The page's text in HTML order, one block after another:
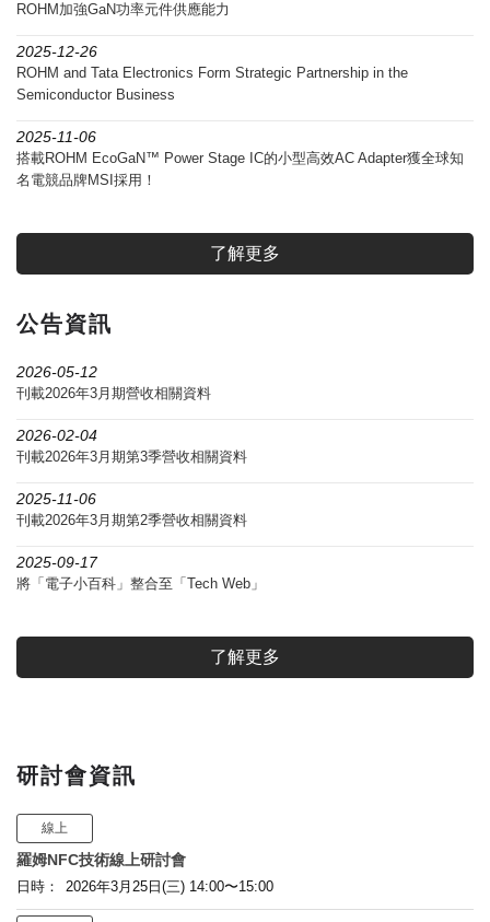
ROHM加強GaN功率元件供應能力
2025-12-26
ROHM and Tata Electronics Form Strategic Partnership in the
Semiconductor Business
2025-11-06
搭載ROHM EcoGaN™ Power Stage IC的小型高效AC Adapter獲全球知
名電競品牌MSI採用！
了解更多
公告資訊
2026-05-12
刊載2026年3月期營收相關資料
2026-02-04
刊載2026年3月期第3季營收相關資料
2025-11-06
刊載2026年3月期第2季營收相關資料
2025-09-17
將「電子小百科」整合至「Tech Web」
了解更多
研討會資訊
線上
羅姆NFC技術線上研討會
日時： 2026年3月25日(三) 14:00〜15:00